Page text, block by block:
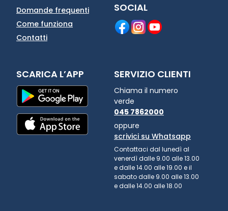
Domande frequenti
Come funziona
Contatti
SOCIAL
SCARICA L’APP SERVIZIO CLIENTI
Chiama il numero
verde
045 7862000
oppure
scrivici su Whatsapp
Contattaci dal lunedì al
venerdì dalle 9.00 alle 13.00
e dalle 14.00 alle 19.00 e il
sabato dalle 9.00 alle 13.00
e dalle 14.00 alle 18.00